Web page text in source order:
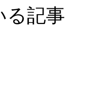
る記事